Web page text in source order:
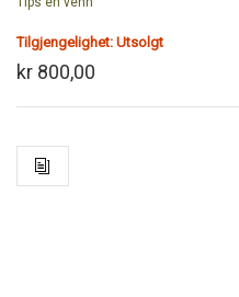
Tilgjengelighet: Utsolgt
kr 800,00